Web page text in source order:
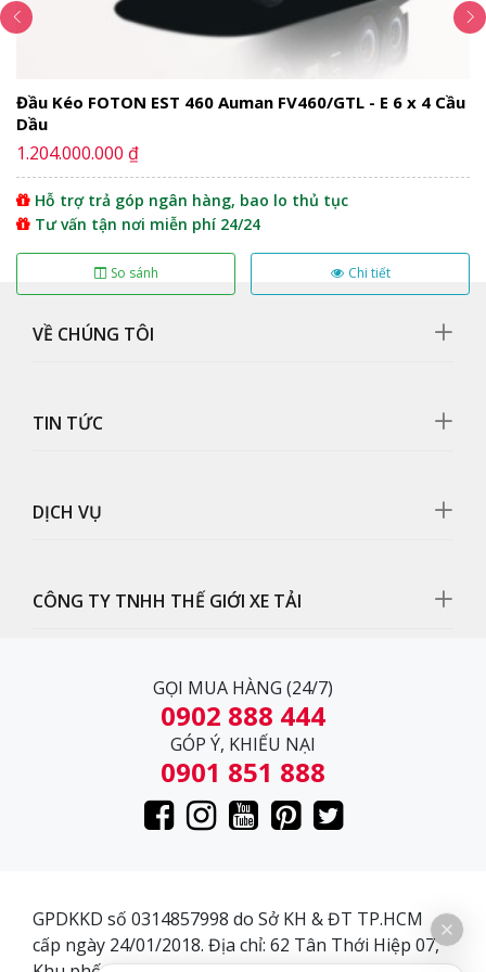
Gương có kích thước lớn, dễ dàng mở gập giúp quan
Nội thất xe đầu kéo ChengLong Hải Âu 400Hp 2 cầu
Cabin M7 rộng rãi với thiết kế 02 giường nằm và thiết
Đầu Kéo FOTON EST 460 Auman FV460/GTL - E 6 x 4 Cầu
Dầu
1.204.000.000 ₫
Hỗ trợ trả góp ngân hàng, bao lo thủ tục
Tư vấn tận nơi miễn phí 24/24
So sánh Chi tiết
VỀ CHÚNG TÔI
TIN TỨC
DỊCH VỤ
CÔNG TY TNHH THẾ GIỚI XE TẢI
GỌI MUA HÀNG (24/7)
0902 888 444
GÓP Ý, KHIẾU NẠI
0901 851 888
GPDKKD số 0314857998 do Sở KH & ĐT TP.HCM
cấp ngày 24/01/2018. Địa chỉ: 62 Tân Thới Hiệp 07,